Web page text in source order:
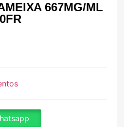
667MG/ML